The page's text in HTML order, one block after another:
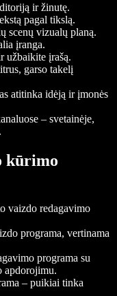
ir žinutę.
pagal tikslą.
scenų vizualų planą.
įranga.
užbaikite įrašą.
garso takelį
atitinka idėją ir įmonės
– svetainėje,
kūrimo
vaizdo redagavimo
programa, vertinama
programa su
apdorojimu.
– puikiai tinka